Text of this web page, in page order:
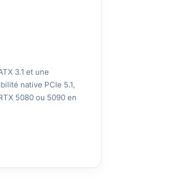
3.1 et une
native PCIe 5.1,
5080 ou 5090 en